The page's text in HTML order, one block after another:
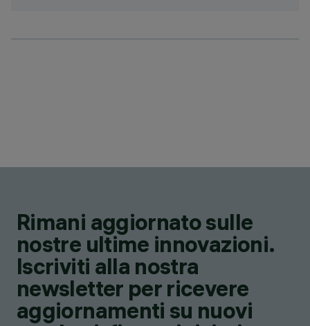
Rimani aggiornato sulle
nostre ultime innovazioni.
Iscriviti alla nostra
newsletter per ricevere
aggiornamenti su nuovi